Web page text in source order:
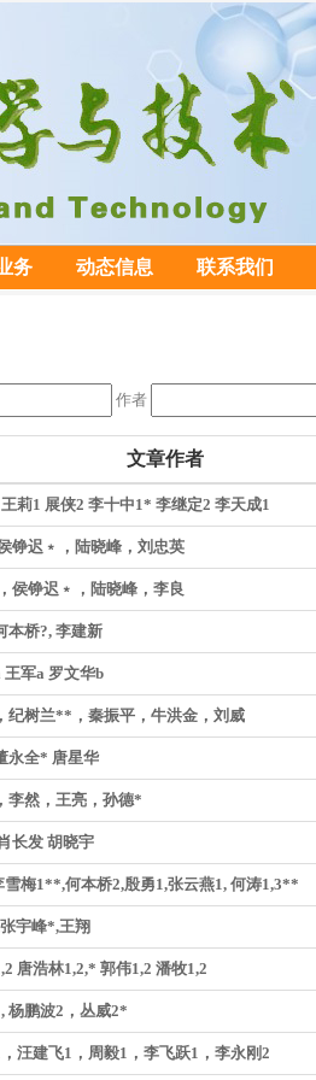
务 动态信息 联系我们
作者
文章作者
莉1 展侠2 李十中1* 李继定2 李天成1
铮迟﹡，陆晓峰，刘忠英
侯铮迟﹡，陆晓峰，李良
本桥?, 李建新
王军a 罗文华b
纪树兰**，秦振平，牛洪金，刘威
永全* 唐星华
李然，王亮，孙德*
长发 胡晓宇
雪梅1**,何本桥2,殷勇1,张云燕1, 何涛1,3**
宇峰*,王翔
唐浩林1,2,* 郭伟1,2 潘牧1,2
杨鹏波2，丛威2*
汪建飞1，周毅1，李飞跃1，李永刚2